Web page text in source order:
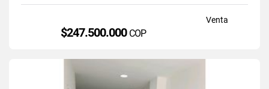
Venta
$247.500.000 COP